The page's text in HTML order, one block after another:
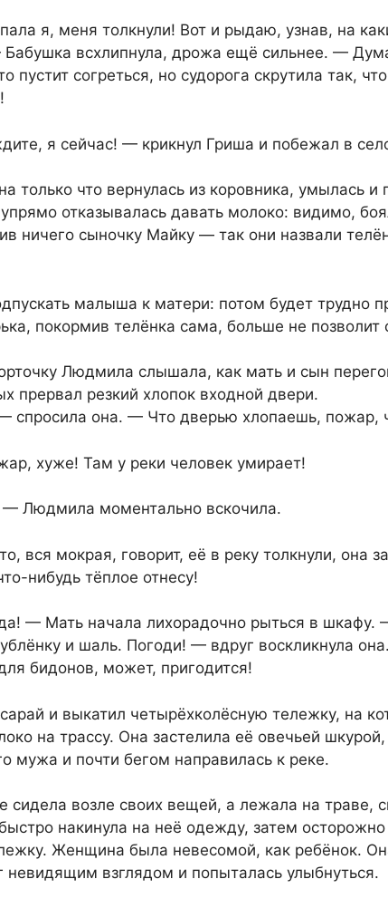
я, меня толкнули! Вот и рыдаю, узнав, на
всхлипнула, дрожа ещё сильнее. —
пустит согреться, но судорога скрутила так,
я сейчас! — крикнул Гриша и побежал в
только что вернулась из коровника, умылась и
упрямо отказывалась давать молоко: видимо,
ничего сыночку Майку — так они назвали
малыша к матери: потом будет трудно
покормив телёнка сама, больше не позволит
Людмила слышала, как мать и сын
прервал резкий хлопок входной двери.
спросила она. — Что дверью хлопаешь, пожар,
хуже! Там у реки человек умирает!
Людмила моментально вскочила.
вся мокрая, говорит, её в реку толкнули, она
нибудь тёплое отнесу!
— Мать начала лихорадочно рыться в шкафу.
и шаль. Погоди! — вдруг воскликнула
бидонов, может, пригодится!
и выкатил четырёхколёсную тележку, на
на трассу. Она застелила её овечьей
мужа и почти бегом направилась к реке.
сидела возле своих вещей, а лежала на траве,
накинула на неё одежду, затем
Женщина была невесомой, как ребёнок.
невидящим взглядом и попыталась улыбнуться.